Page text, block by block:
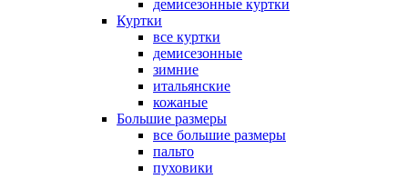
демисезонные куртки
Куртки
все куртки
демисезонные
зимние
итальянские
кожаные
Большие размеры
все большие размеры
пальто
пуховики